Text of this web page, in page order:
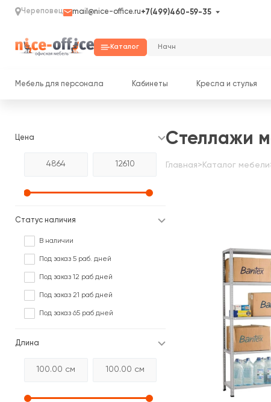
Череповец mail@nice-office.ru+7(499)460-59-35
Каталог
Мебель для персонала Кабинеты Кресла и стулья
Цена
Статус наличия
В наличии
Под заказ 5 раб. дней
Под заказ 12 раб дней
Под заказ 21 раб дней
Под заказ 65 раб дней
Длина
Стеллажи
Главная> Каталог мебели